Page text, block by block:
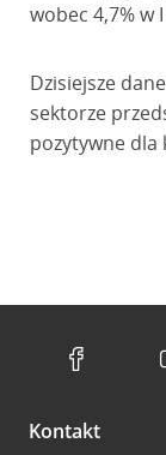
wobec 4,7% w
Dzisiejsze
sektorze
pozytywne dla
Kontakt